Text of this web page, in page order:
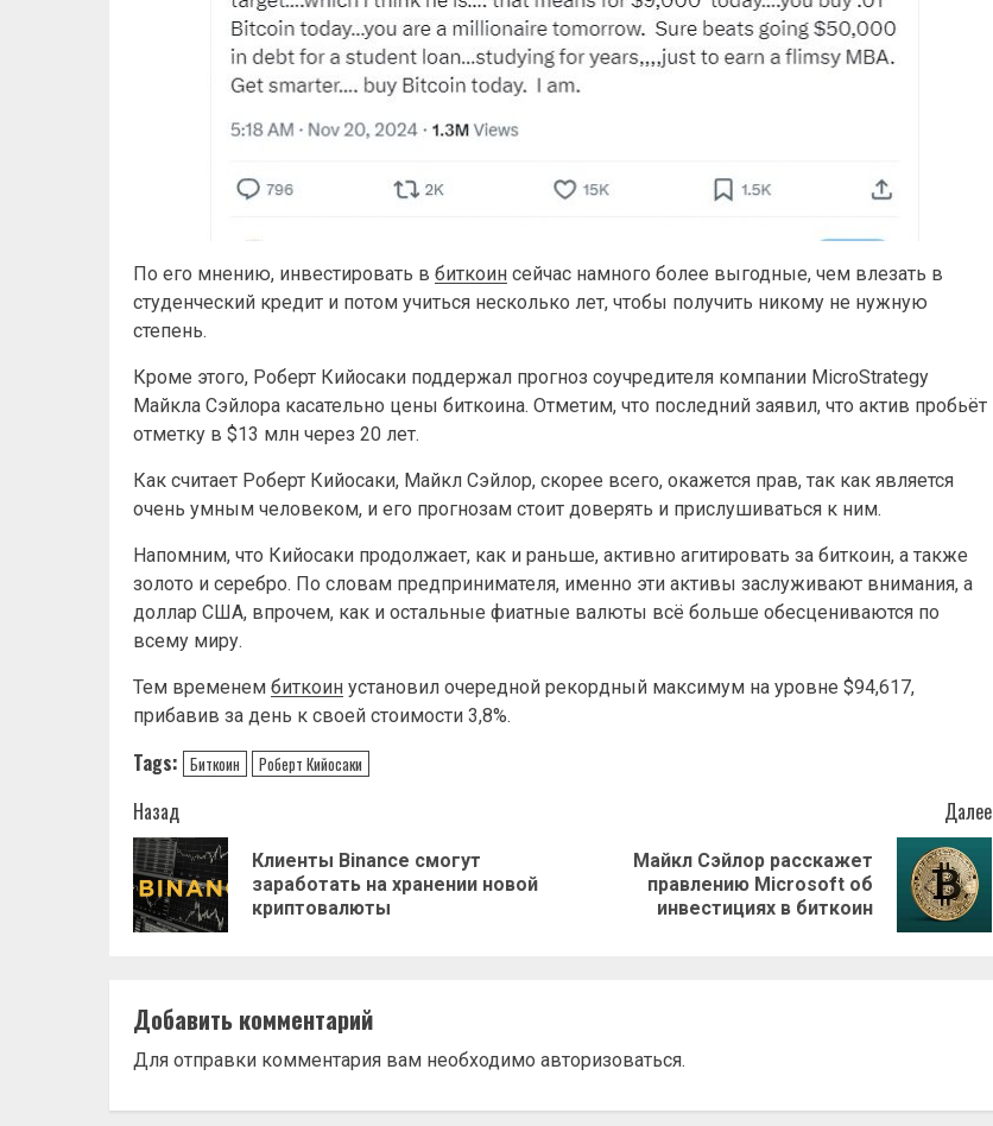
По его мнению, инвестировать в биткоин сейчас намного более выгодные, чем влезать в
студенческий кредит и потом учиться несколько лет, чтобы получить никому не нужную
степень.
Кроме этого, Роберт Кийосаки поддержал прогноз соучредителя компании MicroStrategy
Майкла Сэйлора касательно цены биткоина. Отметим, что последний заявил, что актив пробьёт
отметку в $13 млн через 20 лет.
Как считает Роберт Кийосаки, Майкл Сэйлор, скорее всего, окажется прав, так как является
очень умным человеком, и его прогнозам стоит доверять и прислушиваться к ним.
Напомним, что Кийосаки продолжает, как и раньше, активно агитировать за биткоин, а также
золото и серебро. По словам предпринимателя, именно эти активы заслуживают внимания, а
доллар США, впрочем, как и остальные фиатные валюты всё больше обесцениваются по
всему миру.
Тем временем биткоин установил очередной рекордный максимум на уровне $94,617,
прибавив за день к своей стоимости 3,8%.
Tags: Биткоин Роберт Кийосаки
Навигация
записи
Назад
Предыдущая
Клиенты Binance смогут
заработать на хранении новой
криптовалюты
Далее
Следующая
Майкл Сэйлор расскажет
правлению Microsoft об
инвестициях в биткоин
Добавить комментарий
Для отправки комментария вам необходимо авторизоваться.